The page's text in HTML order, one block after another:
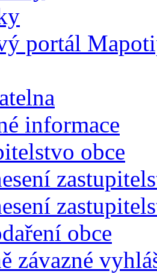
portál
informace
obce
obce
závazné